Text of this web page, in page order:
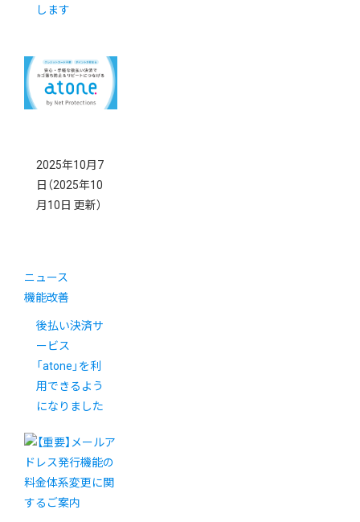
します
2025年10月7
日 （2025年10
月10日 更新）
ニュース
機能改善
後払い決済サ
ービス
「atone」を利
用できるよう
になりました